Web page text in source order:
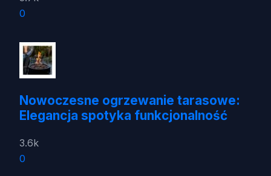
0
Nowoczesne ogrzewanie tarasowe:
Elegancja spotyka funkcjonalność
3.6k
0